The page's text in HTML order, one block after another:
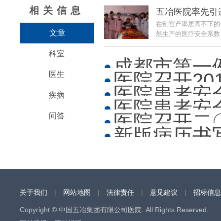
相关信息
文章
科室
医生
疾病
问答
五冶医院率先
在剖宫产率居高不下
然生产的医疗安全系
成都市第一
医院召开
医院患者安
医院患者安
医院召开二
新版病历书
关于我们 | 网站地图 | 法律责任 | 意见建议 | 招标信息
Copyright © 中国五冶集团有限公司医院. All Rights Reserved.